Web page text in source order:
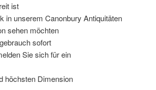
ist
in unserem Canonbury Antiquitäten
sehen möchten
sofort
Sie sich für ein
höchsten Dimension